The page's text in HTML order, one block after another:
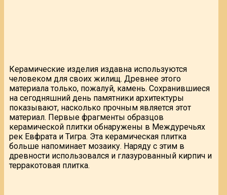
Керамические изделия издавна используются
человеком для своих жилищ. Древнее этого
материала только, пожалуй, камень. Сохранившиеся
на сегодняшний день памятники архитектуры
показывают, насколько прочным является этот
материал. Первые фрагменты образцов
керамической плитки обнаружены в Междуречьях
рек Евфрата и Тигра. Эта керамическая плитка
больше напоминает мозаику. Наряду с этим в
древности использовался и глазурованный кирпич и
терракотовая плитка.